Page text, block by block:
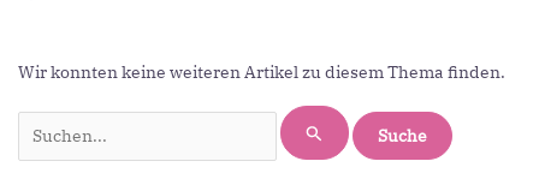
Wir konnten keine weiteren Artikel zu diesem Thema finden.
nach: